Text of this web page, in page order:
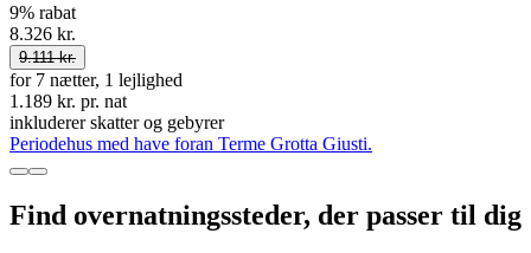
9% rabat
8.326 kr.
9.111 kr.
for 7 nætter, 1 lejlighed
1.189 kr. pr. nat
inkluderer skatter og gebyrer
Periodehus med have foran Terme Grotta Giusti.
Find overnatningssteder, der passer til dig